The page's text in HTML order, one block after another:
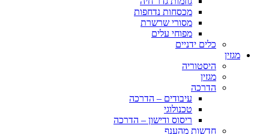
מכסחות נדחפות
מסורי שרשרת
מפוחי עלים
כלים ידניים
מגזין
היסטוריה
מגזין
הדרכה
עיבודים – הדרכה
טכנולוגי
ריסוס ודישון – הדרכה
חדשות מהענף